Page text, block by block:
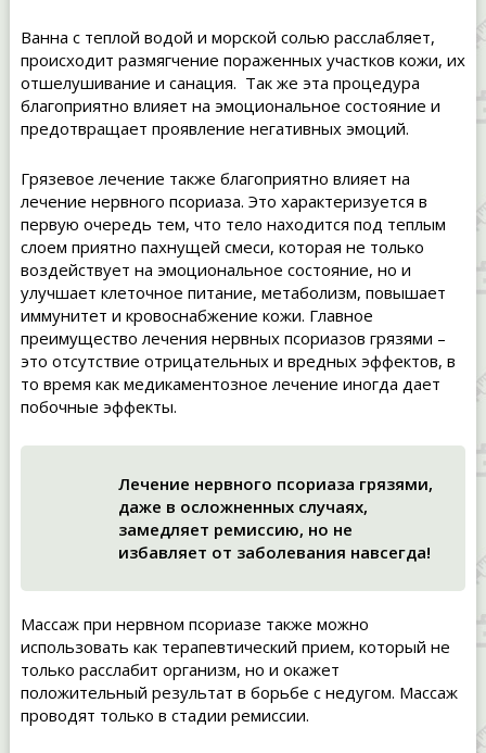
Ванна с теплой водой и морской солью расслабляет,
происходит размягчение пораженных участков кожи, их
отшелушивание и санация. Так же эта процедура
благоприятно влияет на эмоциональное состояние и
предотвращает проявление негативных эмоций.
Грязевое лечение также благоприятно влияет на
лечение нервного псориаза. Это характеризуется в
первую очередь тем, что тело находится под теплым
слоем приятно пахнущей смеси, которая не только
воздействует на эмоциональное состояние, но и
улучшает клеточное питание, метаболизм, повышает
иммунитет и кровоснабжение кожи. Главное
преимущество лечения нервных псориазов грязями –
это отсутствие отрицательных и вредных эффектов, в
то время как медикаментозное лечение иногда дает
побочные эффекты.
Лечение нервного псориаза грязями,
даже в осложненных случаях,
замедляет ремиссию, но не
избавляет от заболевания навсегда!
Массаж при нервном псориазе также можно
использовать как терапевтический прием, который не
только расслабит организм, но и окажет
положительный результат в борьбе с недугом. Массаж
проводят только в стадии ремиссии.